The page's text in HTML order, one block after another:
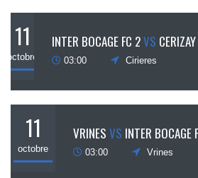
11
octobre
INTER BOCAGE FC 2VS
03:00 Cirieres
11
octobre
VRINES VS INTER BOCAGE
03:00 Vrines